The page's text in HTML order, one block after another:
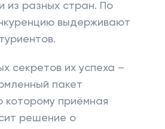
из разных стран. По
выдерживают
секретов их успеха –
пакет
которому приёмная
решение о